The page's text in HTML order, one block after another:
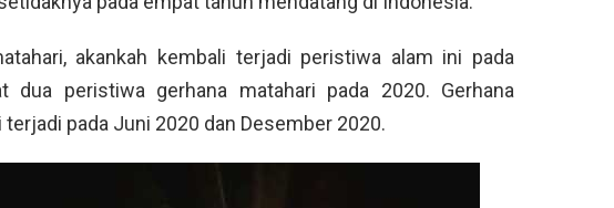
akankah kembali terjadi peristiwa alam ini pada
dua peristiwa gerhana matahari pada 2020. Gerhana
pada Juni 2020 dan Desember 2020.